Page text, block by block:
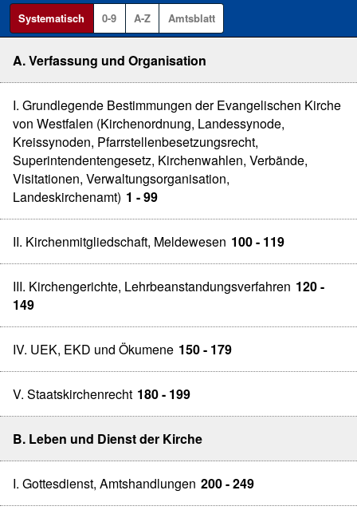
Systematisch 0-9 A-Z Amtsblatt
A. Verfassung und Organisation
I. Grundlegende Bestimmungen der Evangelischen Kirche
von Westfalen (Kirchenordnung, Landessynode,
Kreissynoden, Pfarrstellenbesetzungsrecht,
Superintendentengesetz, Kirchenwahlen, Verbände,
Visitationen, Verwaltungsorganisation,
Landeskirchenamt) 1 - 99
II. Kirchenmitgliedschaft, Meldewesen 100 - 119
III. Kirchengerichte, Lehrbeanstandungsverfahren 120 -
149
IV. UEK, EKD und Ökumene 150 - 179
V. Staatskirchenrecht 180 - 199
B. Leben und Dienst der Kirche
I. Gottesdienst, Amtshandlungen 200 - 249